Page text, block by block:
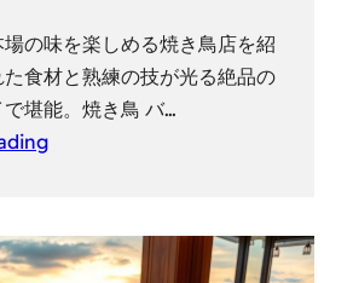
の味を楽しめる焼き鳥店を紹
食材と熟練の技が光る絶品の
堪能。焼き鳥 バ…